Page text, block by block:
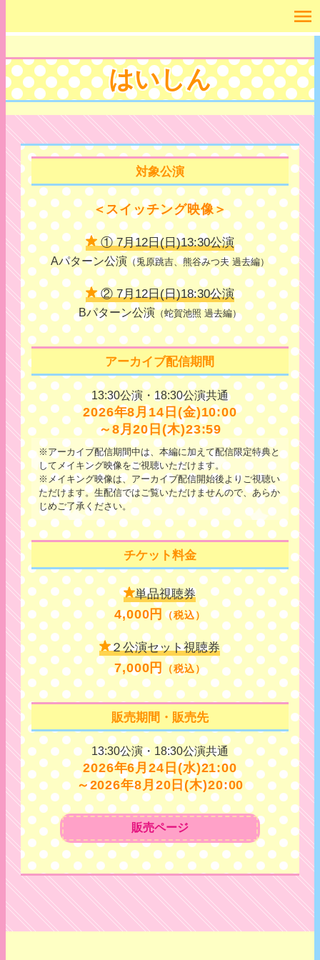
menu
はいしん
対象公演
＜スイッチング映像＞
① 7月12日(日)13:30公演
Aパターン公演 （兎原跳吉、熊谷みつ夫 過去編）
② 7月12日(日)18:30公演
Bパターン公演（蛇賀池照 過去編）
アーカイブ配信期間
13:30公演・18:30公演共通
2026年8月14日(金)10:00
～8月20日(木)23:59
※アーカイブ配信期間中は、本編に加えて配信限定特典と
してメイキング映像をご視聴いただけます。
※メイキング映像は、アーカイブ配信開始後よりご視聴い
ただけます。生配信ではご覧いただけませんので、あらか
じめご了承ください。
チケット料金
単品視聴券
4,000円 （税込）
２公演セット視聴券
7,000円 （税込）
販売期間・販売先
13:30公演・18:30公演共通
2026年6月24日(水)21:00
～2026年8月20日(木)20:00
販売ページ